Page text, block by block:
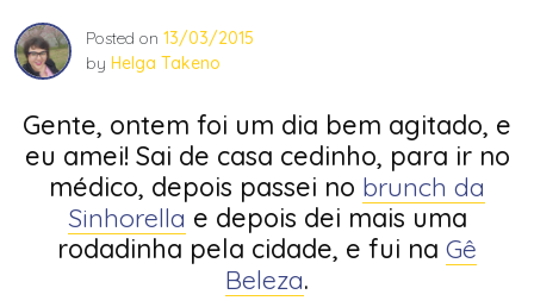
Posted on 13/03/2015
by Helga Takeno
Gente, ontem foi um dia bem agitado, e
eu amei! Sai de casa cedinho, para ir no
médico, depois passei no brunch da
Sinhorella e depois dei mais uma
rodadinha pela cidade, e fui na Gê
Beleza.